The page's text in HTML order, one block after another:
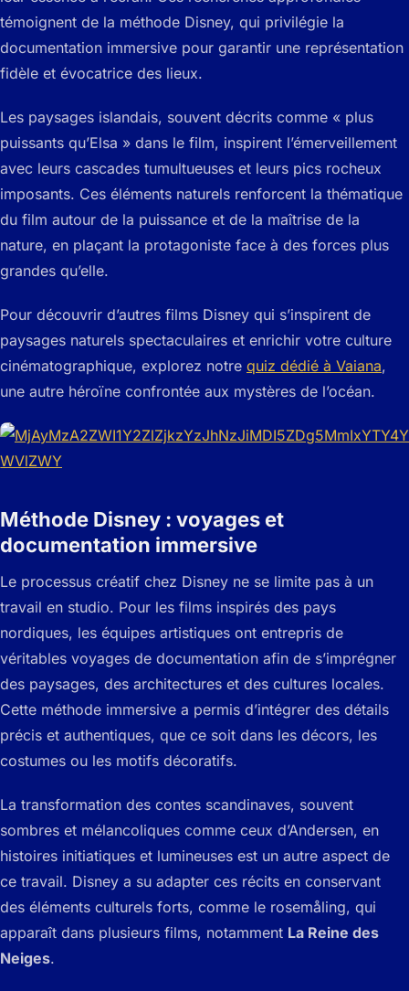
témoignent de la méthode Disney, qui privilégie la
documentation immersive pour garantir une représentation
fidèle et évocatrice des lieux.
Les paysages islandais, souvent décrits comme « plus
puissants qu’Elsa » dans le film, inspirent l’émerveillement
avec leurs cascades tumultueuses et leurs pics rocheux
imposants. Ces éléments naturels renforcent la thématique
du film autour de la puissance et de la maîtrise de la
nature, en plaçant la protagoniste face à des forces plus
grandes qu’elle.
Pour découvrir d’autres films Disney qui s’inspirent de
paysages naturels spectaculaires et enrichir votre culture
cinématographique, explorez notre quiz dédié à Vaiana,
une autre héroïne confrontée aux mystères de l’océan.
Méthode Disney : voyages et
documentation immersive
Le processus créatif chez Disney ne se limite pas à un
travail en studio. Pour les films inspirés des pays
nordiques, les équipes artistiques ont entrepris de
véritables voyages de documentation afin de s’imprégner
des paysages, des architectures et des cultures locales.
Cette méthode immersive a permis d’intégrer des détails
précis et authentiques, que ce soit dans les décors, les
costumes ou les motifs décoratifs.
La transformation des contes scandinaves, souvent
sombres et mélancoliques comme ceux d’Andersen, en
histoires initiatiques et lumineuses est un autre aspect de
ce travail. Disney a su adapter ces récits en conservant
des éléments culturels forts, comme le rosemåling, qui
apparaît dans plusieurs films, notamment La Reine des
Neiges.